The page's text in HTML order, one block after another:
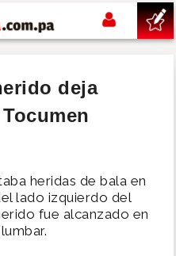
deja
heridas de bala en
lado izquierdo del
fue alcanzado en